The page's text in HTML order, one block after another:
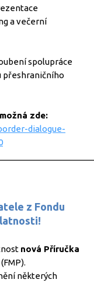
a večerní
spolupráce
přeshraničního
zde:
dialogue-
z Fondu
nová Příručka
(FMP).
některých